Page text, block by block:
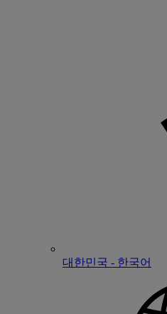
대한민국 - 한국어